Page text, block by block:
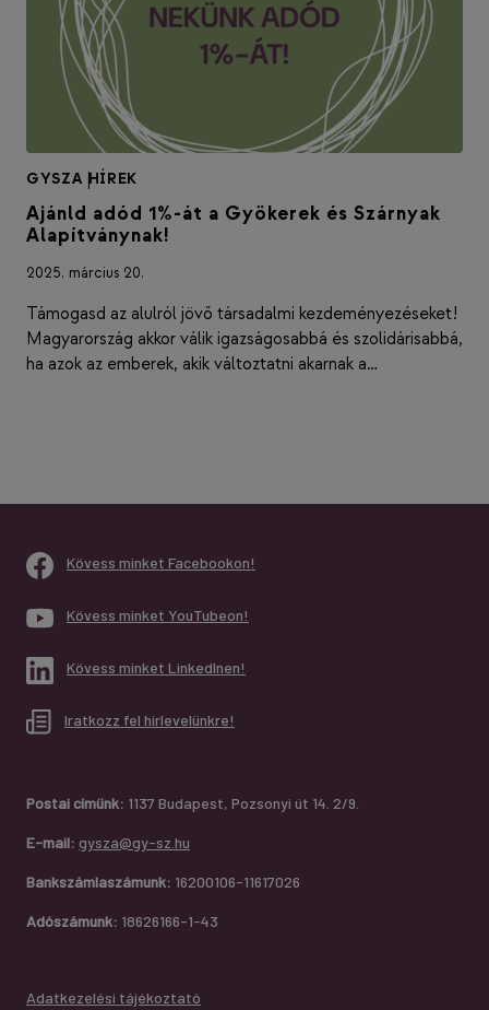
GYSZA |
HÍREK
Ajánld adód 1%-át a Gyökerek és Szárnyak
Alapítványnak!
2025. március 20.
Támogasd az alulról jövő társadalmi kezdeményezéseket!
Magyarország akkor válik igazságosabbá és szolidárisabbá,
ha azok az emberek, akik változtatni akarnak a…
Kövess minket Facebookon!
Kövess minket YouTubeon!
Kövess minket LinkedInen!
Iratkozz fel hírlevelünkre!
Postai címünk: 1137 Budapest, Pozsonyi út 14. 2/9.
E-mail: gysza@gy-sz.hu
Bankszámlaszámunk: 16200106-11617026
Adószámunk: 18626166-1-43
Adatkezelési tájékoztató